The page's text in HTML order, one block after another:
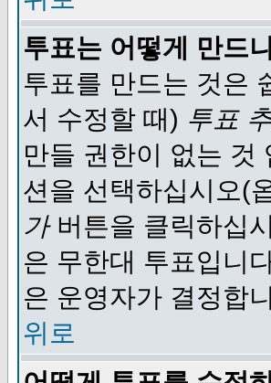
투표는 어떻게 만드
투표를 만드는 것은
서 수정할 때) 투표
만들 권한이 없는 것
션을 선택하십시오(
가버튼을 클릭하십
은 무한대 투표입니
은 운영자가 결정합
위로